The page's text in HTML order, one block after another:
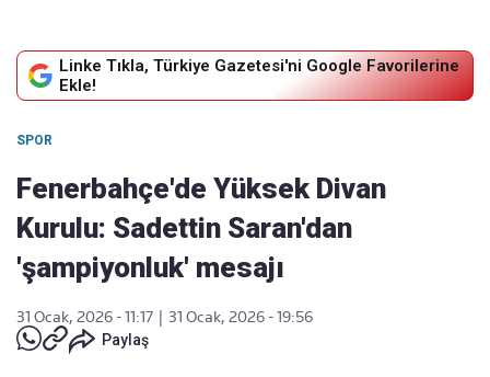
Linke Tıkla, Türkiye Gazetesi'ni Google Favorilerine
Ekle!
SPOR
Fenerbahçe'de Yüksek Divan
Kurulu: Sadettin Saran'dan
'şampiyonluk' mesajı
31 Ocak, 2026 - 11:17
31 Ocak, 2026 - 19:56
Paylaş